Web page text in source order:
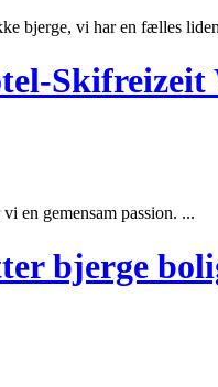
bjerge, vi har en fælles
en gemensam passion. ...
bjerge